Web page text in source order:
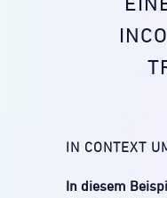
IN CONTEXT
In diesem